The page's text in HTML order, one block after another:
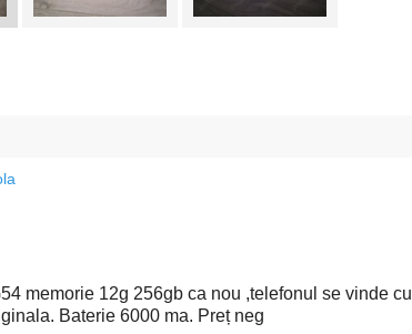
memorie 12g 256gb ca nou ,telefonul se vinde cu
Baterie 6000 ma. Preț neg